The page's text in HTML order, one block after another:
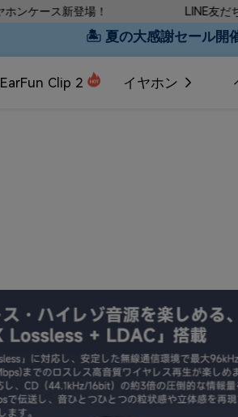
LINE友だち募集中！限定特典や最
🏝 夏の大感謝セール開
EarFun Clip 2 イヤホン